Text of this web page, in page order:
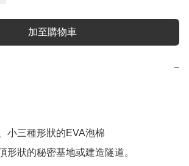
加至購物車
−
小三種形狀的EVA泡棉
形狀的秘密基地或建造隧道。